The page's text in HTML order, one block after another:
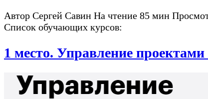
Автор Сергей Савин На чтение 85 мин
Список обучающих курсов:
1 место. Управление